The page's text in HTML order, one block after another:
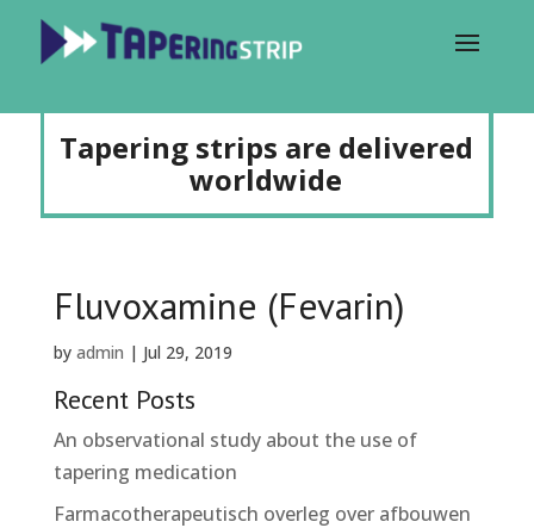
Tapering strips are delivered
worldwide
Fluvoxamine (Fevarin)
by admin | Jul 29, 2019
Recent Posts
An observational study about the use of
tapering medication
Farmacotherapeutisch overleg over afbouwen